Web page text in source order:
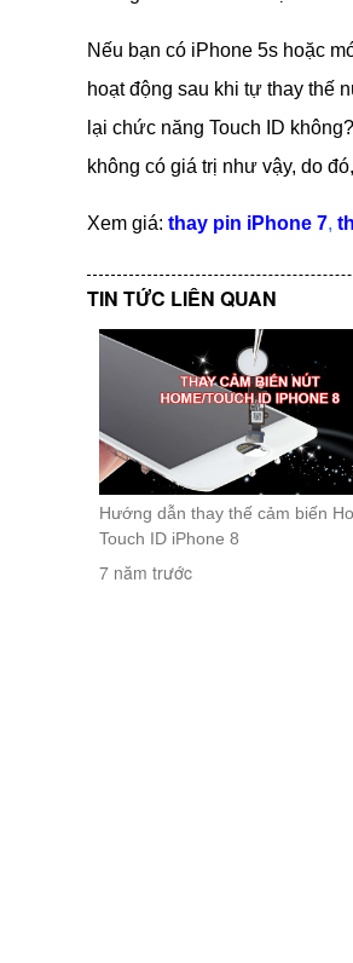
Nếu bạn có iPhone 5s hoặc
hoạt động sau khi tự thay thế
lại chức năng Touch ID
không có giá trị như vậy, do
Xem giá: thay pin iPhone 7,
TIN TỨC LIÊN QUAN
Hướng dẫn thay thế cảm biến
Touch ID iPhone 8
7 năm trước